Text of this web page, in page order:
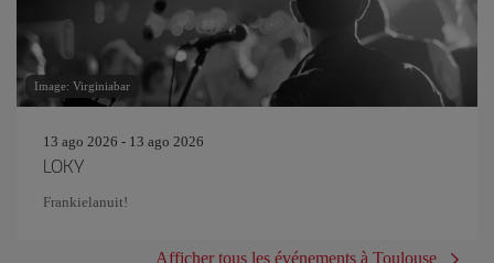
Image: Virginiabar
13 ago 2026 - 13 ago 2026
LOKY
Frankielanuit!
Afficher tous les événements à Toulouse